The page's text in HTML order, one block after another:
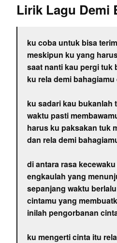
Lirik Lagu Demi
ku coba untuk bisa
meskipun ku yang
saat nanti kau pergi tuk
ku rela demi
ku sadari kau bukanlah
waktu pasti
harus ku paksakan tuk
dan rela demi
di antara rasa
engkaulah yang
sepanjang waktu berlalu
cintamu yang
inilah pengorbanan
ku mengerti cinta itu rela